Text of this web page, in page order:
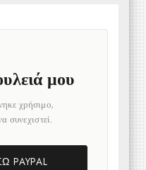
μου
χρήσιμο,
συνεχιστεί.